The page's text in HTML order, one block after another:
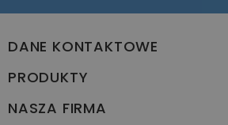
DANE KONTAKTOWE
PRODUKTY
NASZA FIRMA